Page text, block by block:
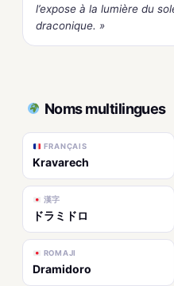
l’expose à la lumière du
draconique. »
Noms multilingues
FRANÇAIS
Kravarech
漢字
ドラミドロ
ROMAJI
Dramidoro